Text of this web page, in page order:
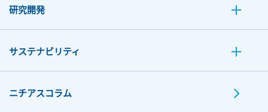
研究開発
サステナビリティ
ニチアスコラム